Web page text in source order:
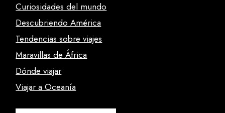
Curiosidades del mundo
Descubriendo América
Tendencias sobre viajes
Maravillas de África
Dónde viajar
Viajar a Oceanía